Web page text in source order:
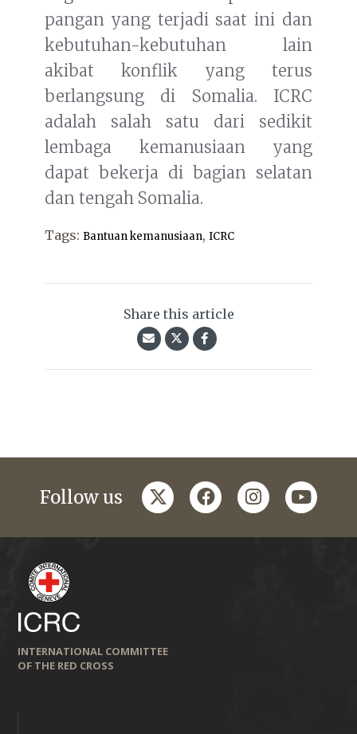
pangan yang terjadi saat ini dan
kebutuhan-kebutuhan lain
akibat konflik yang terus
berlangsung di Somalia. ICRC
adalah salah satu dari sedikit
lembaga kemanusiaan yang
dapat bekerja di bagian selatan
dan tengah Somalia.
Tags: Bantuan kemanusiaan, ICRC
Share this article
Follow us twitterfacebookinstagramyoutube
INTERNATIONAL COMMITTEE
OF THE RED CROSS